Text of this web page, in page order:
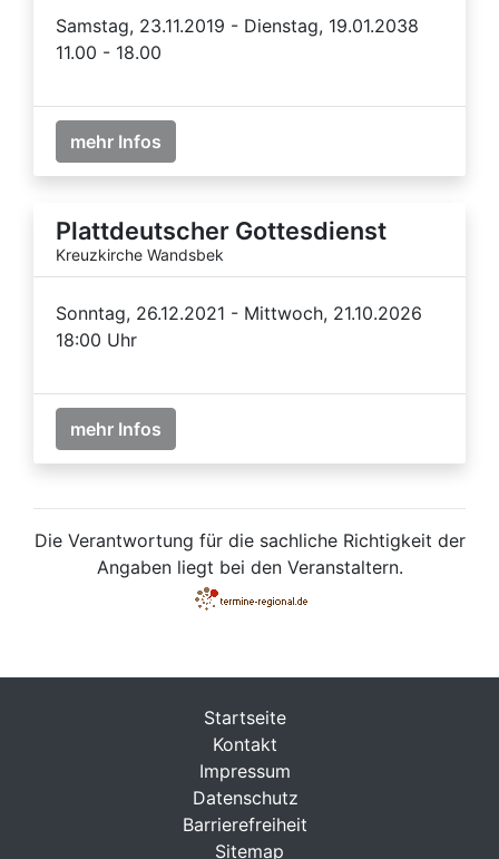
Samstag, 23.11.2019 - Dienstag, 19.01.2038
11.00 - 18.00
mehr Infos
Plattdeutscher Gottesdienst
Kreuzkirche Wandsbek
Sonntag, 26.12.2021 - Mittwoch, 21.10.2026
18:00 Uhr
mehr Infos
Die Verantwortung für die sachliche Richtigkeit der
Angaben liegt bei den Veranstaltern.
Startseite
Kontakt
Impressum
Datenschutz
Barrierefreiheit
Sitemap